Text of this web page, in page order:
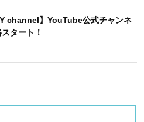
channel】YouTube公式チャンネ
タート！